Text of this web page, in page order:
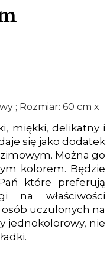
; Rozmiar: 60 cm x
miękki, delikatny i
się jako dodatek
Można go
kolorem. Będzie
które preferują
na właściwości
uczulonych na
jednokolorowy, nie